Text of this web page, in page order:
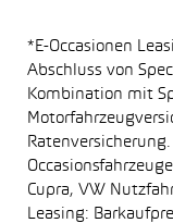
*E-Occasionen
Abschluss von
Kombination mit
Cupra, VW
Leasing: